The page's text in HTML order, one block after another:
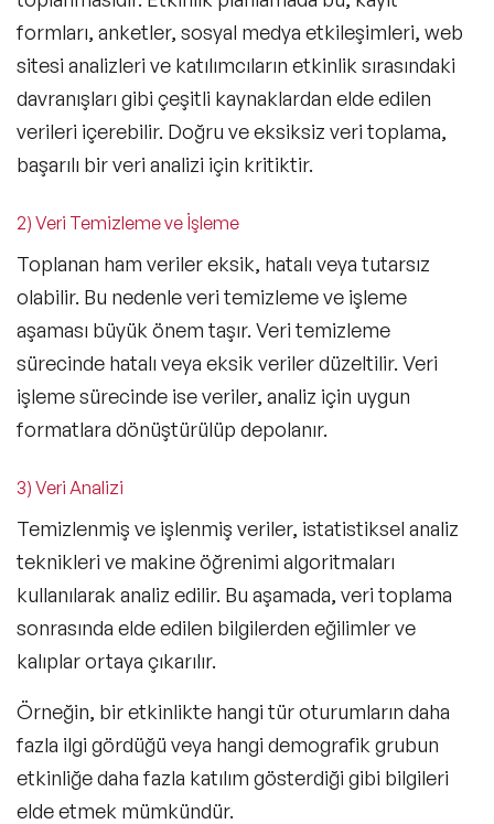
formları, anketler, sosyal medya etkileşimleri, web
sitesi analizleri ve katılımcıların etkinlik sırasındaki
davranışları gibi çeşitli kaynaklardan elde edilen
verileri içerebilir. Doğru ve eksiksiz veri toplama,
başarılı bir veri analizi için kritiktir.
2) Veri Temizleme ve İşleme
Toplanan ham veriler eksik, hatalı veya tutarsız
olabilir. Bu nedenle veri temizleme ve işleme
aşaması büyük önem taşır. Veri temizleme
sürecinde hatalı veya eksik veriler düzeltilir. Veri
işleme sürecinde ise veriler, analiz için uygun
formatlara dönüştürülüp depolanır.
3) Veri Analizi
Temizlenmiş ve işlenmiş veriler, istatistiksel analiz
teknikleri ve makine öğrenimi algoritmaları
kullanılarak analiz edilir. Bu aşamada, veri toplama
sonrasında elde edilen bilgilerden eğilimler ve
kalıplar ortaya çıkarılır.
Örneğin, bir etkinlikte hangi tür oturumların daha
fazla ilgi gördüğü veya hangi demografik grubun
etkinliğe daha fazla katılım gösterdiği gibi bilgileri
elde etmek mümkündür.